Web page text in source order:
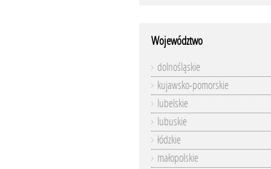
Województwo
dolnośląskie
kujawsko-pomorskie
lubelskie
lubuskie
łódzkie
małopolskie